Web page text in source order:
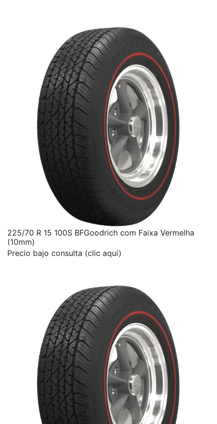
225/70 R 15 100S BFGoodrich com Faixa Vermelha
(10mm)
Precio bajo consulta (clic aquí)